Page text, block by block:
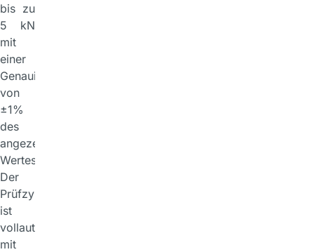
bis zu
5 kN
mit
einer
Genauigkeit
von
±1%
des
angezeigten
Wertes.
Der
Prüfzyklus
ist
vollautomatisch
mit